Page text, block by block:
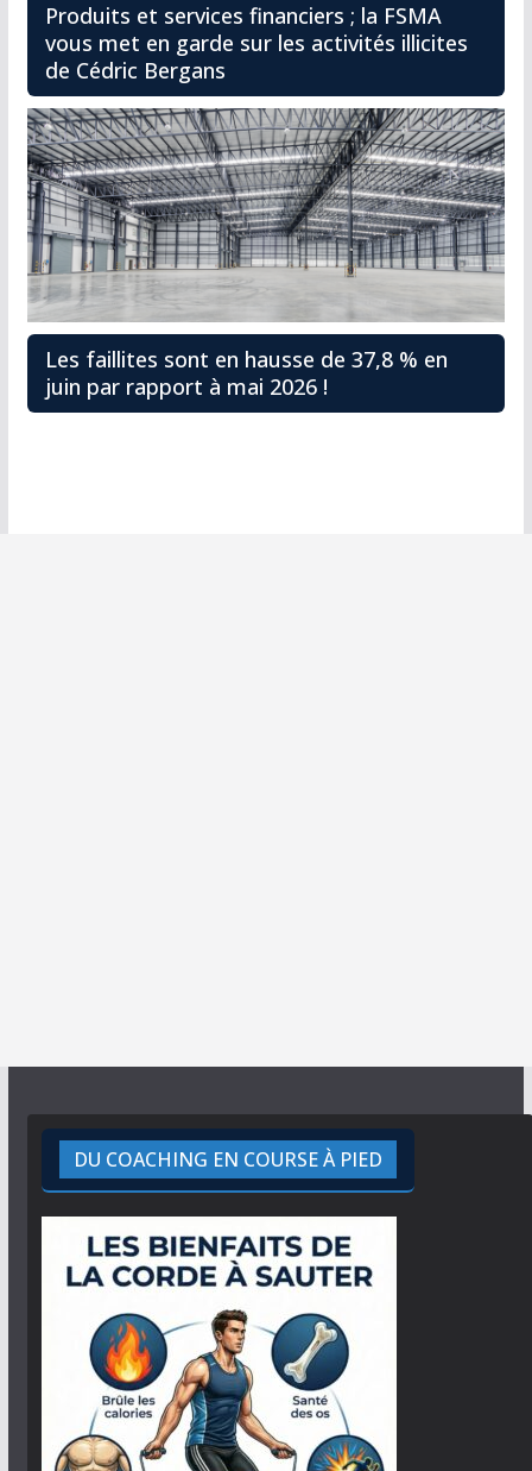
Produits et services financiers ; la FSMA
vous met en garde sur les activités illicites
de Cédric Bergans
Les faillites sont en hausse de 37,8 % en
juin par rapport à mai 2026 !
DU COACHING EN COURSE À PIED